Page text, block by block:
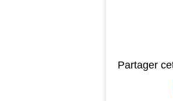
Partager